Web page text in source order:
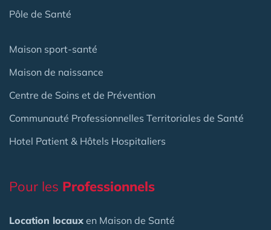
Pôle de Santé
Maison sport-santé
Maison de naissance
Centre de Soins et de Prévention
Communauté Professionnelles Territoriales de Santé
Hotel Patient & Hôtels Hospitaliers
Pour les Professionnels
Location locaux en Maison de Santé